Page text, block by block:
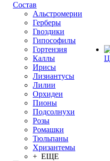
Состав
Альстромерии
Герберы
Гвоздики
Гипософилы
Гортензия
Каллы
Ирисы
Лизиантусы
Лилии
Орхидеи
Пионы
Подсолнухи
Розы
Ромашки
Тюльпаны
Хризантемы
+ ЕЩЕ